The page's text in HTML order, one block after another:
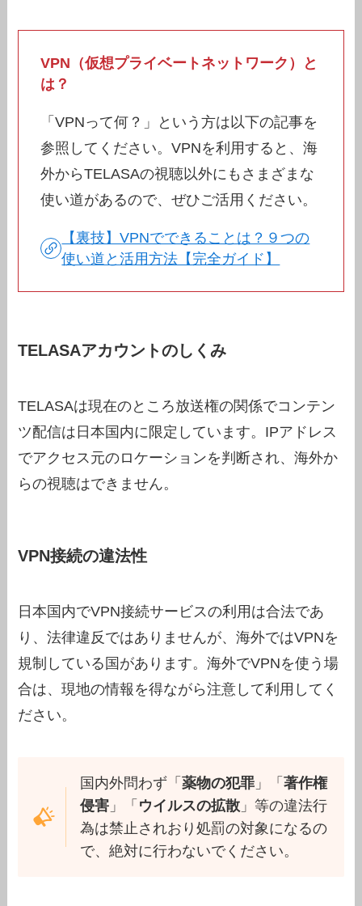
VPN（仮想プライベートネットワーク）と
は？
「VPNって何？」という方は以下の記事を
参照してください。VPNを利用すると、海
外からTELASAの視聴以外にもさまざまな
使い道があるので、ぜひご活用ください。
【裏技】VPNでできることは？９つの
使い道と活用方法【完全ガイド】
TELASAアカウントのしくみ
TELASAは現在のところ放送権の関係でコンテン
ツ配信は日本国内に限定しています。IPアドレス
でアクセス元のロケーションを判断され、海外か
らの視聴はできません。
VPN接続の違法性
日本国内でVPN接続サービスの利用は合法であ
り、法律違反ではありませんが、海外ではVPNを
規制している国があります。海外でVPNを使う場
合は、現地の情報を得ながら注意して利用してく
ださい。
国内外問わず「 薬物の犯罪」「 著作権
侵害」「 ウイルスの拡散」等の違法行
為は禁止されおり処罰の対象になるの
で、絶対に行わないでください。